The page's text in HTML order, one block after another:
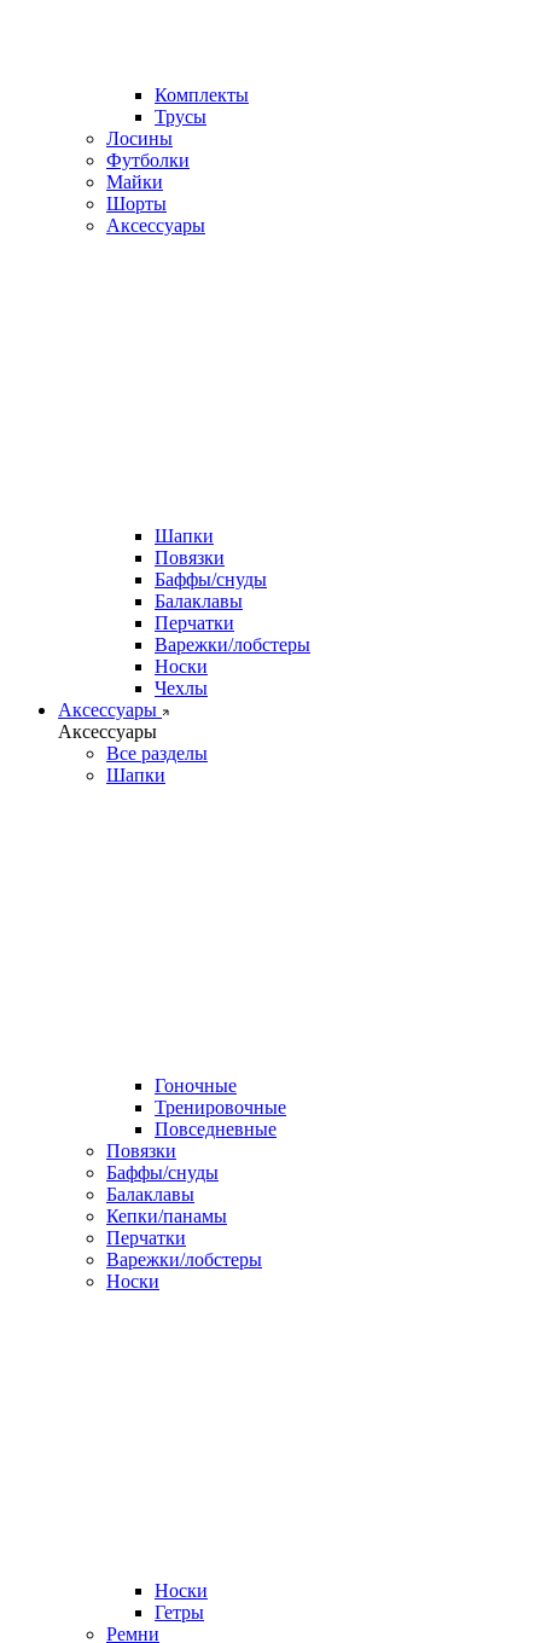
Комплекты
Трусы
Лосины
Футболки
Майки
Шорты
Аксессуары
Шапки
Повязки
Баффы/снуды
Балаклавы
Перчатки
Варежки/лобстеры
Носки
Чехлы
Аксессуары
Аксессуары
Все разделы
Шапки
Гоночные
Тренировочные
Повседневные
Повязки
Баффы/снуды
Балаклавы
Кепки/панамы
Перчатки
Варежки/лобстеры
Носки
Носки
Гетры
Ремни